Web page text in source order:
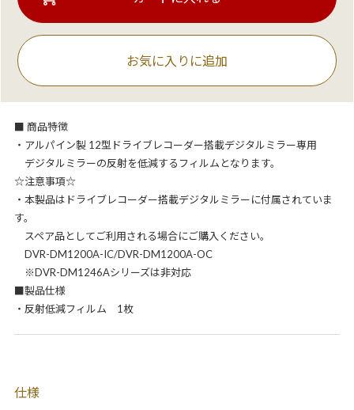
お気に入りに追加
■ 商品特徴
・アルパイン製 12型ドライブレコーダー搭載デジタルミラー専用
デジタルミラーの反射を低減するフィルムとなります。
☆注意事項☆
・本製品はドライブレコーダー搭載デジタルミラーに付属されていま
す。
スペア品としてご利用される場合にご購入ください。
DVR-DM1200A-IC/DVR-DM1200A-OC
※DVR-DM1246Aシリーズは非対応
■製品仕様
・反射低減フィルム 1枚
仕様